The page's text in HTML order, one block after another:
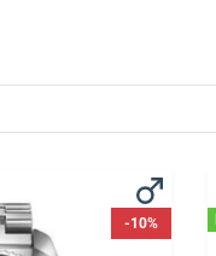
-10%